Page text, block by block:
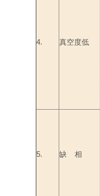
4. 真空度低
5. 缺 相